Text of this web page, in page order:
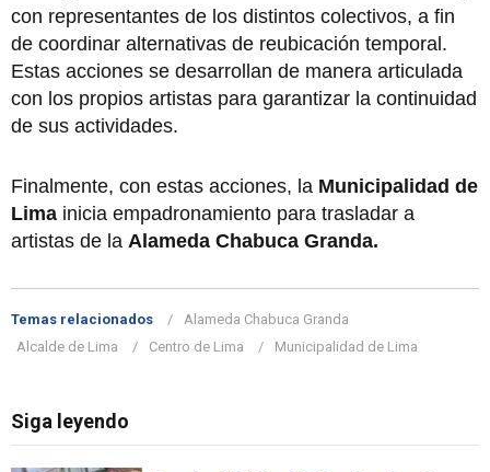
con representantes de los distintos colectivos, a fin
de coordinar alternativas de reubicación temporal.
Estas acciones se desarrollan de manera articulada
con los propios artistas para garantizar la continuidad
de sus actividades.
Finalmente, con estas acciones, la Municipalidad de
Lima inicia empadronamiento para trasladar a
artistas de la Alameda Chabuca Granda.
Temas relacionados
Alameda Chabuca Granda
Alcalde de Lima
Centro de Lima Municipalidad de Lima
Siga leyendo